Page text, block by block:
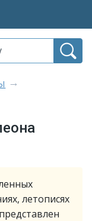
летописях